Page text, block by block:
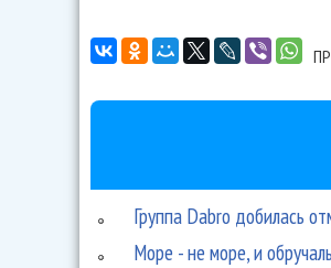
Группа Dabro добилась
Море - не море, и